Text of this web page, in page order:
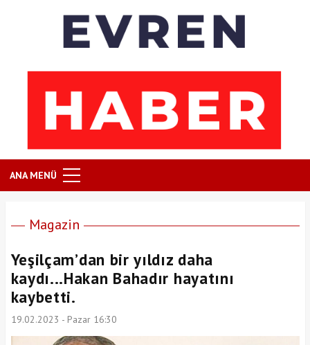
ANA MENÜ
Magazin
Yeşilçam’dan bir yıldız daha
kaydı...Hakan Bahadır hayatını
kaybetti.
19.02.2023 - Pazar 16:30